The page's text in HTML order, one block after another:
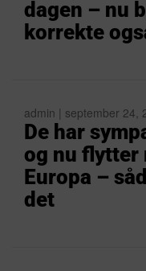
dagen – nu
korrekte
admin | september 24,
De har
og nu flytter
Europa –
det